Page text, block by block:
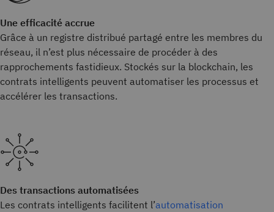
Une efficacité accrue
Grâce à un registre distribué partagé entre les membres du
réseau, il n’est plus nécessaire de procéder à des
rapprochements fastidieux. Stockés sur la blockchain, les
contrats intelligents peuvent automatiser les processus et
accélérer les transactions.
Des transactions automatisées
Les contrats intelligents facilitent l’automatisation